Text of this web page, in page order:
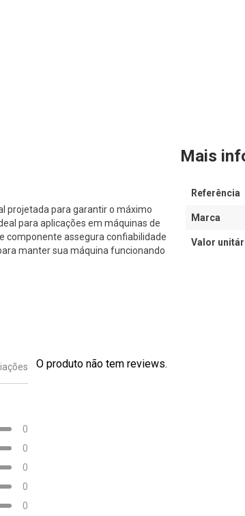
projetada para garantir o máximo
para aplicações em máquinas de
componente assegura confiabilidade
manter sua máquina funcionando
Mais
Referência
Marca
Valor
0
0
0
0
0
O produto não tem reviews.